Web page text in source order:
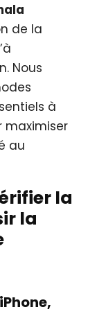
de la
Nous
à
maximiser
au
la
la